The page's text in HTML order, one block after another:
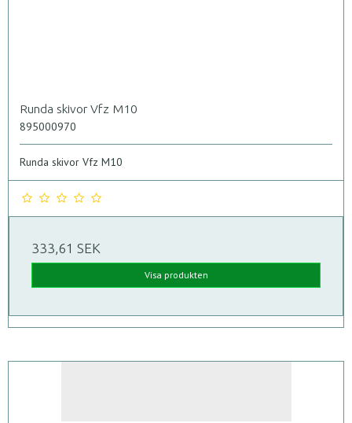
Runda skivor Vfz M10
895000970
Runda skivor Vfz M10
333,61 SEK
Visa produkten